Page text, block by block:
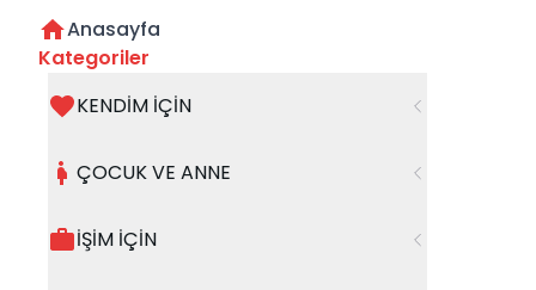
Anasayfa
Kategoriler
KENDİM İÇİN
ÇOCUK VE ANNE
İŞİM İÇİN
Online öğrenci koçu danışmanlığı ile ders çalışma,
zaman yönetimi ve sınav hazırlıklarını geliştirerek